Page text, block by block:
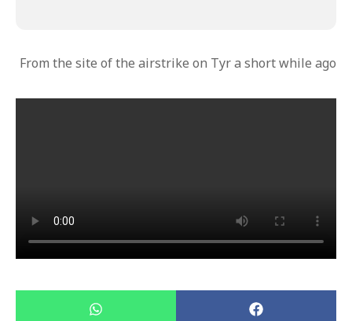
From the site of the airstrike on Tyr a short while ago